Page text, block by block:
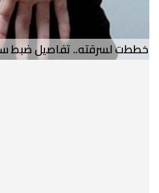
خططت لسرقته.. تفاصيل ضبط